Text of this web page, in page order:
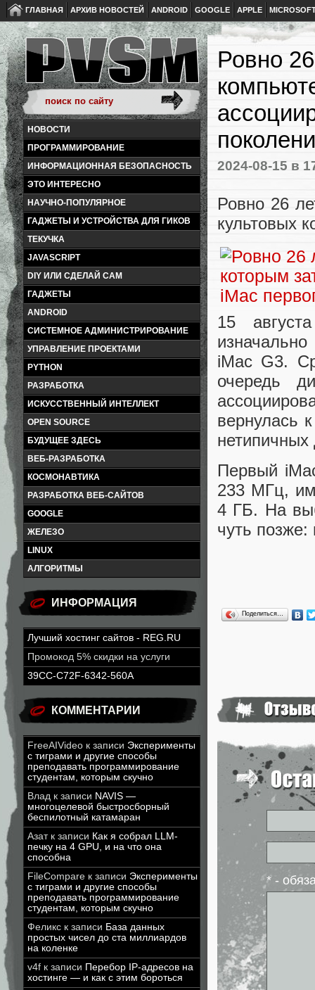
ГЛАВНАЯ АРХИВ НОВОСТЕЙ ANDROID GOOGLE APPLE
НОВОСТИ
ПРОГРАММИРОВАНИЕ
ИНФОРМАЦИОННАЯ БЕЗОПАСНОСТЬ
ЭТО ИНТЕРЕСНО
НАУЧНО-ПОПУЛЯРНОЕ
ГАДЖЕТЫ И УСТРОЙСТВА ДЛЯ ГИКОВ
ТЕКУЧКА
JAVASCRIPT
DIY ИЛИ СДЕЛАЙ САМ
ГАДЖЕТЫ
ANDROID
СИСТЕМНОЕ АДМИНИСТРИРОВАНИЕ
УПРАВЛЕНИЕ ПРОЕКТАМИ
PYTHON
РАЗРАБОТКА
ИСКУССТВЕННЫЙ ИНТЕЛЛЕКТ
OPEN SOURCE
БУДУЩЕЕ ЗДЕСЬ
ВЕБ-РАЗРАБОТКА
КОСМОНАВТИКА
РАЗРАБОТКА ВЕБ-САЙТОВ
GOOGLE
ЖЕЛЕЗО
LINUX
АЛГОРИТМЫ
ИНФОРМАЦИЯ
Лучший хостинг сайтов - REG.RU
Промокод 5% скидки на услуги
39CC-C72F-6342-560A
КОММЕНТАРИИ
FreeAIVideo к записи Эксперименты
с тиграми и другие способы
преподавать программирование
студентам, которым скучно
Влад к записи NAVIS —
многоцелевой быстросборный
беспилотный катамаран
Азатк записи Как я собрал LLM-
печку на 4 GPU, и на что она
способна
FileCompare к записи Эксперименты
с тиграми и другие способы
преподавать программирование
студентам, которым скучно
Феликс к записи База данных
простых чисел до ста миллиардов
на коленке
v4f к записи Перебор IP-адресов на
хостинге — и как с этим бороться
Ровно
2024-08-15 в
Ровно 26
культовых
15
iMac G3.
очередь
вернулась
нетипичных
Первый
233 МГц,
4 ГБ. На
чуть
Поделиться…
* -